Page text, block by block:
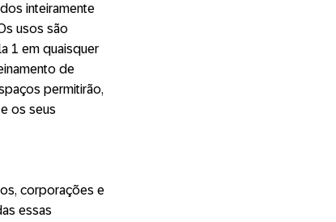
inteiramente
usos são
1 em quaisquer
de
permitirão,
os seus
corporações e
essas